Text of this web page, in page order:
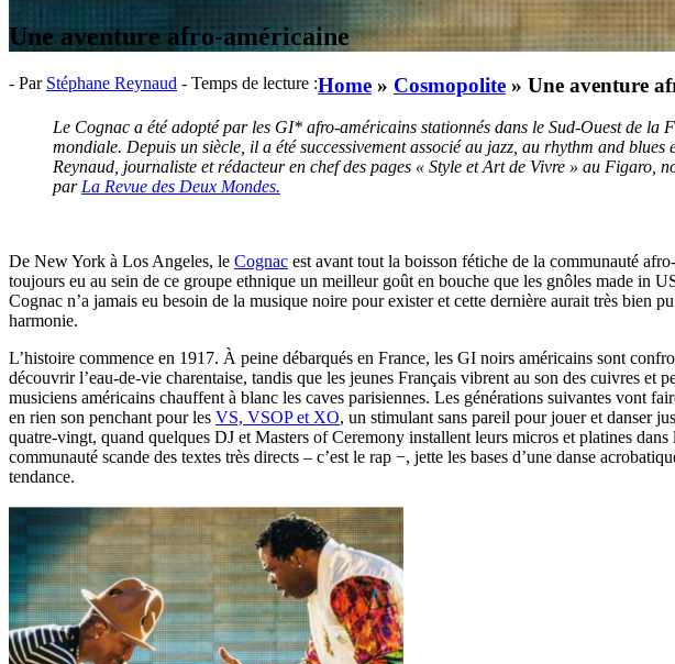
Une aventure afro-américaine
- Par Stéphane Reynaud - Temps de lecture :Home » Cosmopolite » Une aventure
Le Cognac a été adopté par les GI* afro-américains stationnés dans le Sud-Ouest de la
mondiale. Depuis un siècle, il a été successivement associé au jazz, au rhythm and blues
Reynaud, journaliste et rédacteur en chef des pages « Style et Art de Vivre » au Figaro,
parLa Revue des Deux Mondes.
De New York à Los Angeles, le Cognac est avant tout la boisson fétiche de la communauté
toujours eu au sein de ce groupe ethnique un meilleur goût en bouche que les gnôles made in
Cognac n’a jamais eu besoin de la musique noire pour exister et cette dernière aurait très bien
harmonie.
L’histoire commence en 1917. À peine débarqués en France, les GI noirs américains sont
découvrir l’eau-de-vie charentaise, tandis que les jeunes Français vibrent au son des cuivres
musiciens américains chauffent à blanc les caves parisiennes. Les générations suivantes vont
en rien son penchant pour les VS, VSOP et XO, un stimulant sans pareil pour jouer et danser
quatre-vingt, quand quelques DJ et Masters of Ceremony installent leurs micros et platines
communauté scande des textes très directs – c’est le rap −, jette les bases d’une danse
tendance.